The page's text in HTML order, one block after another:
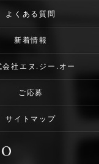
よくある質問
新着情報
会社エヌ.ジー.オー
ご応募
サイトマップ